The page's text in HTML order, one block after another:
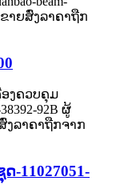
-11027051-